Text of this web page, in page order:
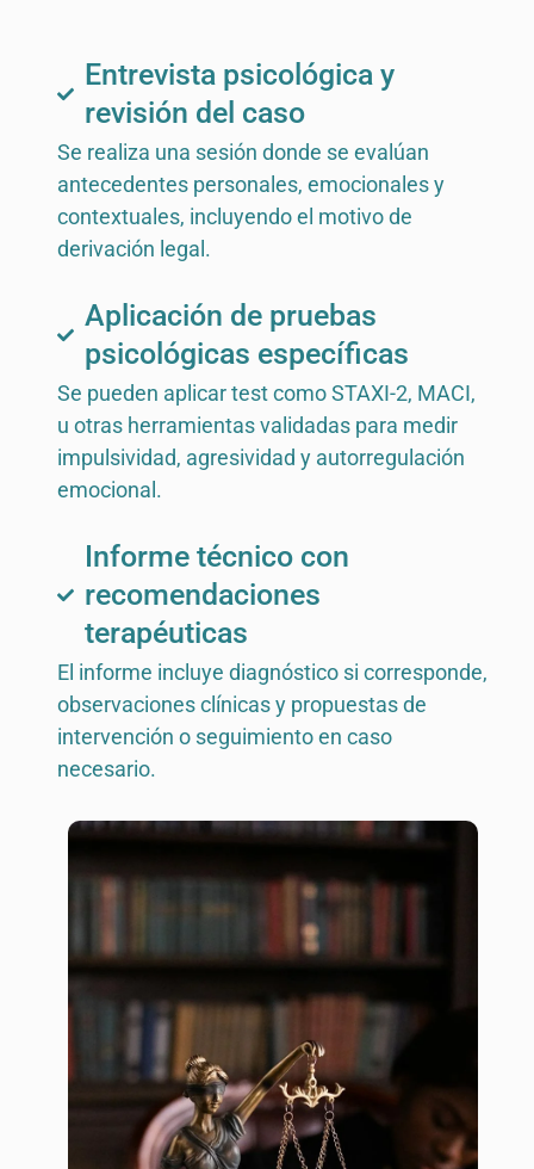
Entrevista psicológica y
revisión del caso
Se realiza una sesión donde se evalúan
antecedentes personales, emocionales y
contextuales, incluyendo el motivo de
derivación legal.
Aplicación de pruebas
psicológicas específicas
Se pueden aplicar test como STAXI-2, MACI,
u otras herramientas validadas para medir
impulsividad, agresividad y autorregulación
emocional.
Informe técnico con
recomendaciones
terapéuticas
El informe incluye diagnóstico si corresponde,
observaciones clínicas y propuestas de
intervención o seguimiento en caso
necesario.